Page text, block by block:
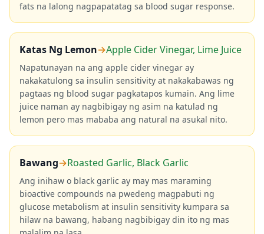
fats na lalong nagpapatatag sa blood sugar response.
Katas Ng Lemon→Apple Cider Vinegar, Lime Juice
Napatunayan na ang apple cider vinegar ay
nakakatulong sa insulin sensitivity at nakakabawas ng
pagtaas ng blood sugar pagkatapos kumain. Ang lime
juice naman ay nagbibigay ng asim na katulad ng
lemon pero mas mababa ang natural na asukal nito.
Bawang→Roasted Garlic, Black Garlic
Ang inihaw o black garlic ay may mas maraming
bioactive compounds na pwedeng magpabuti ng
glucose metabolism at insulin sensitivity kumpara sa
hilaw na bawang, habang nagbibigay din ito ng mas